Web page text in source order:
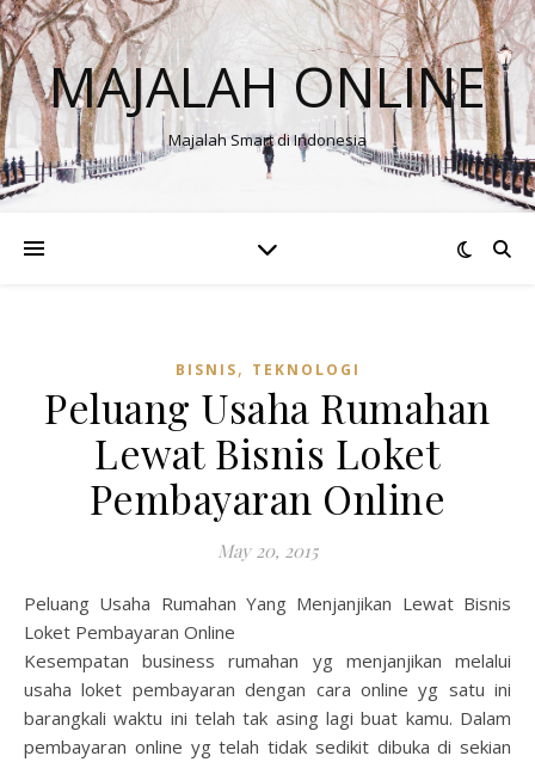
MAJALAH ONLINE
Majalah Smart di Indonesia
BISNIS, TEKNOLOGI
Peluang Usaha Rumahan
Lewat Bisnis Loket
Pembayaran Online
May 20, 2015
Peluang Usaha Rumahan Yang Menjanjikan Lewat Bisnis
Loket Pembayaran Online
Kesempatan business rumahan yg menjanjikan melalui
usaha loket pembayaran dengan cara online yg satu ini
barangkali waktu ini telah tak asing lagi buat kamu. Dalam
pembayaran online yg telah tidak sedikit dibuka di sekian